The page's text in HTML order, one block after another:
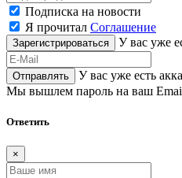
Подписка на новости
Я прочитал Соглашение
Зарегистрироваться У вас уже
Отправлять У вас уже есть
Мы вышлем пароль на ваш
Ответить
×